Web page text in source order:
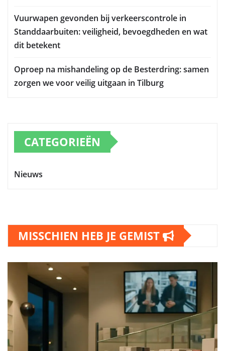
Vuurwapen gevonden bij verkeerscontrole in
Standdaarbuiten: veiligheid, bevoegdheden en wat
dit betekent
Oproep na mishandeling op de Besterdring: samen
zorgen we voor veilig uitgaan in Tilburg
CATEGORIEËN
Nieuws
MISSCHIEN HEB JE GEMIST